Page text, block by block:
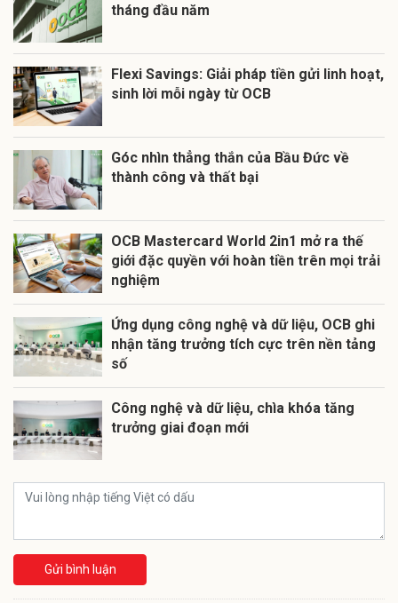
tháng đầu năm
Flexi Savings: Giải pháp tiền gửi linh hoạt,
sinh lời mỗi ngày từ OCB
Góc nhìn thẳng thắn của Bầu Đức về
thành công và thất bại
OCB Mastercard World 2in1 mở ra thế
giới đặc quyền với hoàn tiền trên mọi trải
nghiệm
Ứng dụng công nghệ và dữ liệu, OCB ghi
nhận tăng trưởng tích cực trên nền tảng
số
Công nghệ và dữ liệu, chìa khóa tăng
trưởng giai đoạn mới
Gửi bình luận